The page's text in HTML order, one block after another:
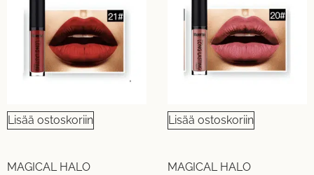
Lisää ostoskoriin
MAGICAL HALO
Lisää ostoskoriin
MAGICAL HALO